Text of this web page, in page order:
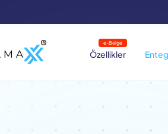
Özellikler
e-Belge